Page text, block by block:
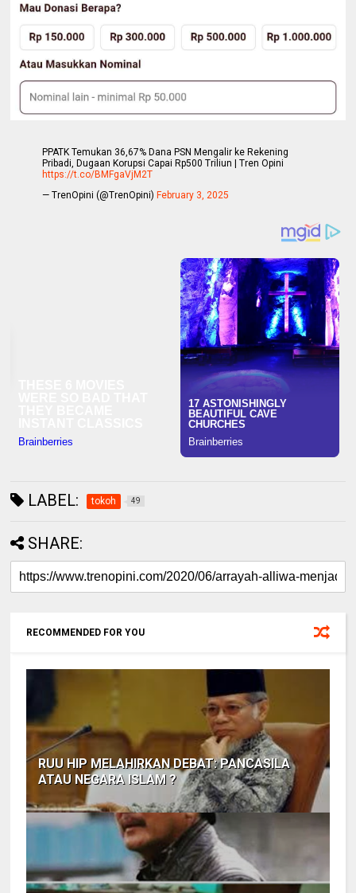
PPATK Temukan 36,67% Dana PSN Mengalir ke Rekening
Pribadi, Dugaan Korupsi Capai Rp500 Triliun | Tren Opini
https://t.co/BMFgaVjM2T
— TrenOpini (@TrenOpini) February 3, 2025
LABEL: tokoh 49
SHARE:
RECOMMENDED FOR YOU
RUU HIP MELAHIRKAN DEBAT: PANCASILA
ATAU NEGARA ISLAM ?